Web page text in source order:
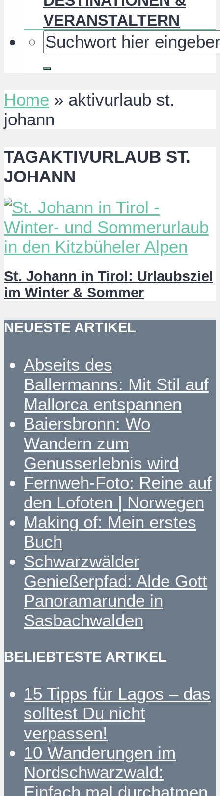
VERANSTALTERN
Home » aktivurlaub st.
johann
TAGAKTIVURLAUB ST.
JOHANN
St. Johann in Tirol: Urlaubsziel
im Winter & Sommer
NEUESTE ARTIKEL
Abseits des
Ballermanns: Mit Stil auf
Mallorca entspannen
Baiersbronn: Wo
Wandern zum
Genusserlebnis wird
Fernweh-Foto: Reine auf
den Lofoten | Norwegen
Making of: Mein erstes
Buch
Schwarzwälder
Genießerpfad: Alde Gott
Panoramarunde in
Sasbachwalden
BELIEBTESTE ARTIKEL
15 Tipps für Lagos – das
solltest Du nicht
verpassen!
10 Wanderungen im
Nordschwarzwald:
Einfach mal durchatmen